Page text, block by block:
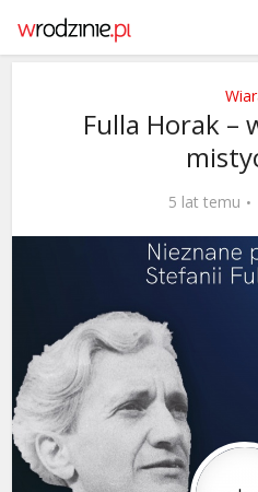
Fulla Horak –
5 lat temu